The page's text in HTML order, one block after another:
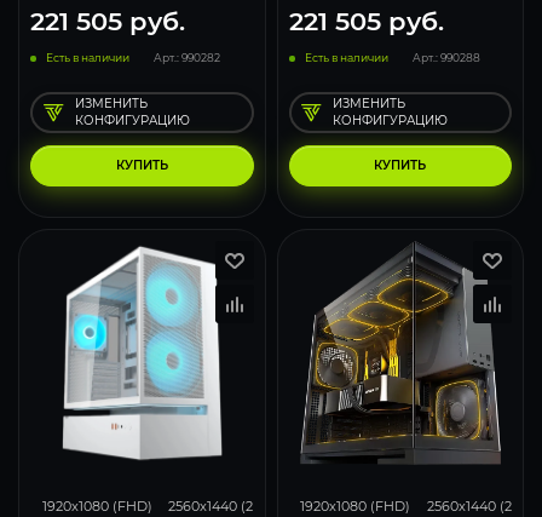
221 505 руб.
Есть в наличии Арт.: 990282
КУПИТЬ
ИЗМЕНИТЬ
КОНФИГУРАЦИЮ
221 505руб.
Есть в наличии Арт.: 990288
КУПИТЬ
ИЗМЕНИТЬ
КОНФИГУРАЦИЮ
1920x1080 (FHD) 2560x1440 (2K) 3840x2160 (4K)
1920x1080 (FHD) 2560x1440 (2K)